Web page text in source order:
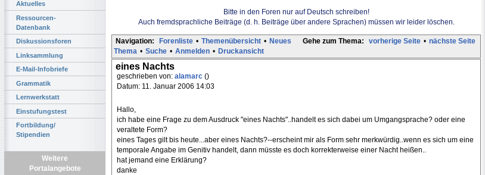
Aktuelles
Ressourcen-
Datenbank
Diskussionsforen
Linksammlung
E-Mail-Infobriefe
Grammatik
Lernwerkstatt
Einstufungstest
Fortbildung/
Stipendien
Weitere
Portalangebote
Bitte in den Foren nur auf Deutsch schreiben!
Auch fremdsprachliche Beiträge (d. h. Beiträge über andere Sprachen) müssen wir leider löschen.
Gehe zum Thema: vorherige Seite • nächste Seite
Navigation: Forenliste • Themenübersicht • Neues
Thema • Suche • Anmelden • Druckansicht
eines Nachts
geschrieben von: alamarc ()
Datum: 11. Januar 2006 14:03
Hallo,
ich habe eine Frage zu dem Ausdruck "eines Nachts"..handelt es sich dabei um Umgangsprache? oder eine
veraltete Form?
eines Tages gilt bis heute...aber eines Nachts?--erscheint mir als Form sehr merkwürdig..wenn es sich um eine
temporale Angabe im Genitiv handelt, dann müsste es doch korrekterweise einer Nacht heißen..
hat jemand eine Erklärung?
danke